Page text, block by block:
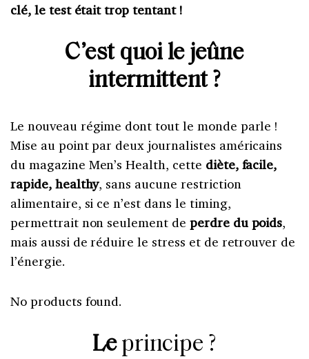
clé, le test était trop tentant !
C’est quoi le jeûne
intermittent ?
Le nouveau régime dont tout le monde parle !
Mise au point par deux journalistes américains
du magazine Men’s Health, cette diète, facile,
rapide, healthy, sans aucune restriction
alimentaire, si ce n’est dans le timing,
permettrait non seulement de perdre du poids,
mais aussi de réduire le stress et de retrouver de
l’énergie.
No products found.
Leprincipe ?